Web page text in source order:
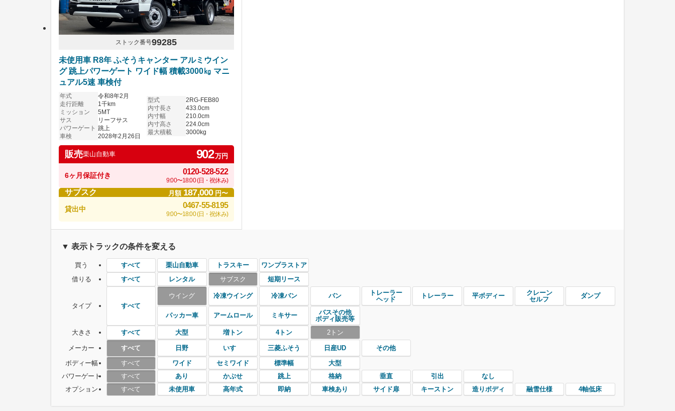
ストック番号99285
未使用車 R8年 ふそうキャンター アルミウイン
グ 跳上パワーゲート ワイド幅 積載3000㎏ マニ
ュアル5速 車検付
年式
令和8年2月
走行距離
1千km
ミッション
5MT
サス
リーフサス
パワーゲート 跳上
車検
2028年2月26日
型式
2RG-FEB80
内寸長さ
433.0cm
内寸幅
210.0cm
内寸高さ
224.0cm
最大積載
3000kg
販売栗山自動車 902万円
6ヶ月保証付き 0120-528-522
9:00〜18:00 (日・祝休み)
サブスク 月額 187,000円〜
貸出中 0467-55-8195
9:00〜18:00 (日・祝休み)
▼ 表示トラックの条件を変える
買う すべて 栗山自動車 トラスキー
ワンプラストア
借りる
すべて レンタル サブスク 短期リース
タイプ すべて
ウイング 冷凍ウイング 冷凍バン バン
トレーラー
ヘッド
トレーラー 平ボディー
クレーン
セルフ
ダンプ
パッカー車 アームロール ミキサー
バスその他
ボディ販売等
大きさ
すべて 大型 増トン 4トン 2トン
メーカー すべて 日野 いすゞ 三菱ふそう 日産UD
その他
ボディー幅
すべて ワイド セミワイド 標準幅
大型
パワーゲート
すべて あり かぶせ 跳上 格納 垂直 引出
なし
オプション
すべて 未使用車 高年式 即納 車検あり サイド扉 キーストン 造りボディ 融雪仕様 4軸低床